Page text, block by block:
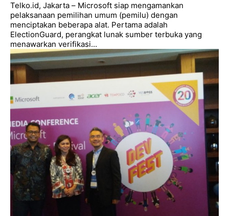
Telko.id, Jakarta – Microsoft siap mengamankan
pelaksanaan pemilihan umum (pemilu) dengan
menciptakan beberapa alat. Pertama adalah
ElectionGuard, perangkat lunak sumber terbuka yang
menawarkan verifikasi...